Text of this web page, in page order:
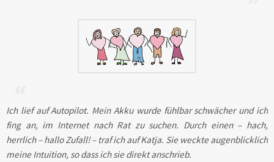
Ich lief auf Autopilot. Mein Akku wurde fühlbar schwächer und ich
fing an, im Internet nach Rat zu suchen. Durch einen – hach,
herrlich – hallo Zufall! – traf ich auf Katja. Sie weckte augenblicklich
meine Intuition, so dass ich sie direkt anschrieb.